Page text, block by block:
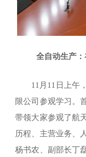
全自动生产
11月11日上午
限公司参观学习。
带领大家参观了航
历程、主营业务、
杨书农、副部长丁